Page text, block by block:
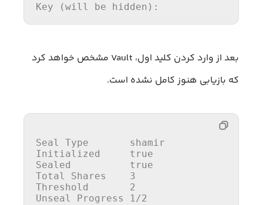
Key (will be hidden):
بعد از وارد کردن کلید اول، Vault مشخص خواهد کرد
که بازیابی هنوز کامل نشده است.
Seal Type
Initialized true
Sealed true
Total Shares 3
Threshold 2
Unseal Progress
1/2